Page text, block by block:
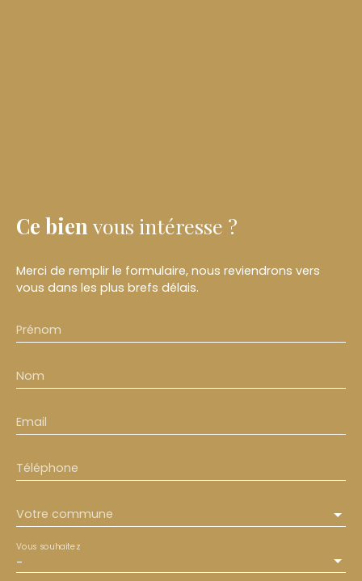
Ce bien vous intéresse ?
Merci de remplir le formulaire, nous reviendrons vers
vous dans les plus brefs délais.
Prénom
Nom
Email
Téléphone
Votre commune
-
Vous souhaitez